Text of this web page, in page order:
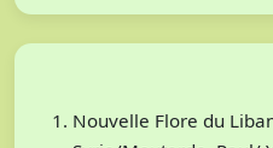
Nouvelle Flore du